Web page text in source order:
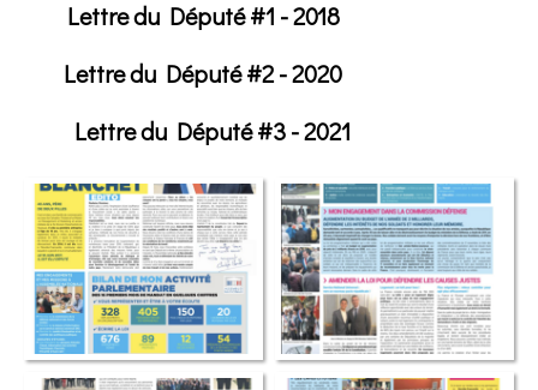
Lettre du Député #1 - 2018
Lettre du Député #2 - 2020
Lettre du Député #3 - 2021